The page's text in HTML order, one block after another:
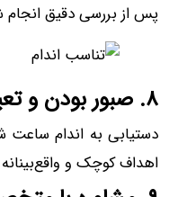
پس از بررسی دقیق انجام
۸. صبور بودن و تعیین اهداف واقع‌بینانه
دستیابی به اندام ساعت
اهداف کوچک و